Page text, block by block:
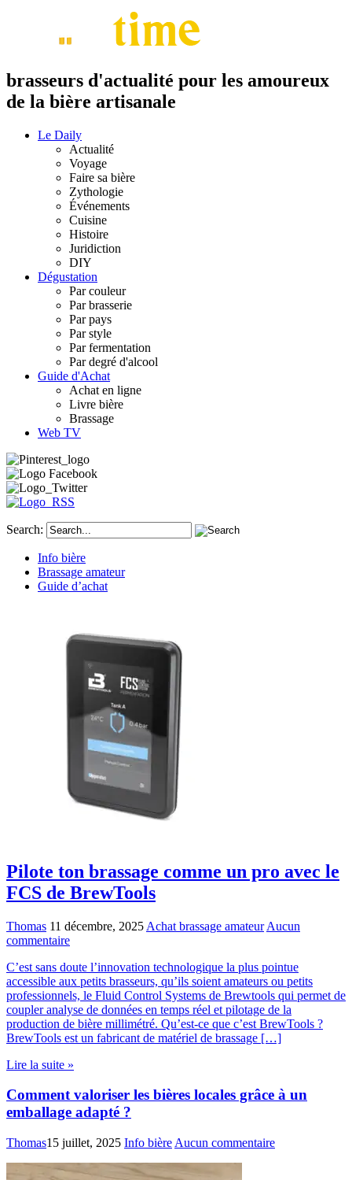
brasseurs d'actualité pour les amoureux
de la bière artisanale
Le Daily
Actualité
Voyage
Faire sa bière
Zythologie
Événements
Cuisine
Histoire
Juridiction
DIY
Dégustation
Par couleur
Par brasserie
Par pays
Par style
Par fermentation
Par degré d'alcool
Guide d'Achat
Achat en ligne
Livre bière
Brassage
Web TV
Search:
Info bière
Brassage amateur
Guide d’achat
Pilote ton brassage comme un pro avec le
FCS de BrewTools
Thomas 11 décembre, 2025 Achat brassage amateur Aucun
commentaire
C’est sans doute l’innovation technologique la plus pointue
accessible aux petits brasseurs, qu’ils soient amateurs ou petits
professionnels, le Fluid Control Systems de Brewtools qui permet de
coupler analyse de données en temps réel et pilotage de la
production de bière millimétré. Qu’est-ce que c’est BrewTools ?
BrewTools est un fabricant de matériel de brassage […]
Lire la suite »
Comment valoriser les bières locales grâce à un
emballage adapté ?
Thomas15 juillet, 2025 Info bière Aucun commentaire